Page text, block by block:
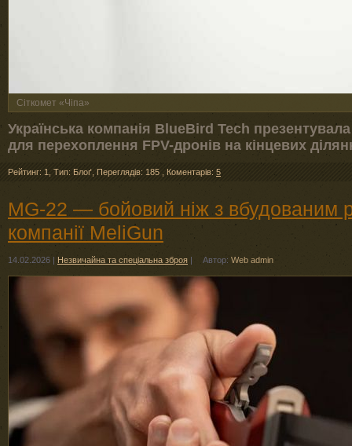
Сіткомет «Чіпа»
Українська компанія BlueBird Tech
для перехоплення FPV-дронів на кінцевих
Рейтинг: 1 Тип: Блоґ Переглядів: 185 Коментарів: 5
MG-22 — бойовий ніж з вбудованим
компанії MeliGun
14.02.2026 | Незвичайна та спеціальна зброя | Автор: Web admin